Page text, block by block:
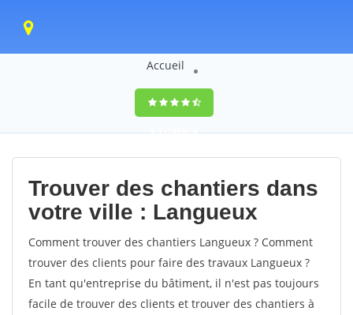
Accueil
9,5(100%)0
votes
Trouver des chantiers dans
votre ville : Langueux
Comment trouver des chantiers Langueux ? Comment
trouver des clients pour faire des travaux Langueux ?
En tant qu'entreprise du bâtiment, il n'est pas toujours
facile de trouver des clients et trouver des chantiers à